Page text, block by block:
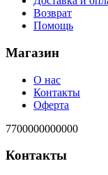
Возврат
Помощь
Магазин
О нас
Контакты
Оферта
7700000000000
Контакты